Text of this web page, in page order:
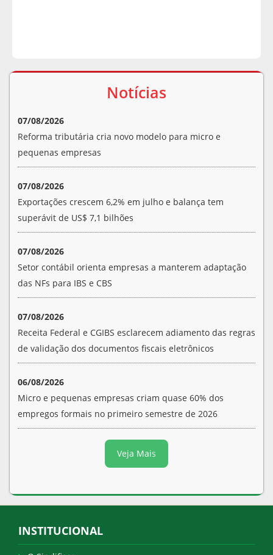
Notícias
07/08/2026
Reforma tributária cria novo modelo para micro e
pequenas empresas
07/08/2026
Exportações crescem 6,2% em julho e balança tem
superávit de US$ 7,1 bilhões
07/08/2026
Setor contábil orienta empresas a manterem adaptação
das NFs para IBS e CBS
07/08/2026
Receita Federal e CGIBS esclarecem adiamento das regras
de validação dos documentos fiscais eletrônicos
06/08/2026
Micro e pequenas empresas criam quase 60% dos
empregos formais no primeiro semestre de 2026
Veja Mais
INSTITUCIONAL